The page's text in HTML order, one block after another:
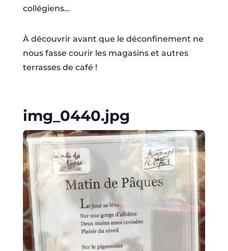
collégiens…
À découvrir avant que le déconfinement ne
nous fasse courir les magasins et autres
terrasses de café !
img_0440.jpg